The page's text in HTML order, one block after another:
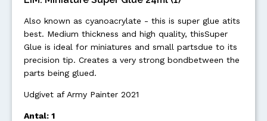
Also known as cyanoacrylate - this is super glue atits
best. Medium thickness and high quality, thisSuper
Glue is ideal for miniatures and small partsdue to its
precision tip. Creates a very strong bondbetween the
parts being glued.
Udgivet af Army Painter 2021
Antal: 1